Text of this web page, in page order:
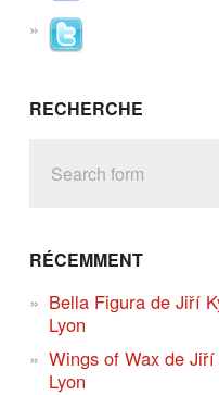
RECHERCHE
RÉCEMMENT
Bella Figura de Jiří
Lyon
Wings of Wax de
Lyon